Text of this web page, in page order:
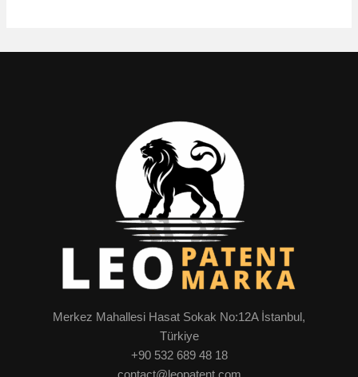
Merkez Mahallesi Hasat Sokak No:12A İstanbul,
Türkiye
+90 532 689 48 18
contact@leopatent.com